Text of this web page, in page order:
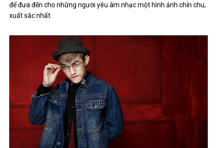
để đưa đến cho những người yêu âm nhạc một hình ảnh chỉn chu,
xuất sắc nhất.